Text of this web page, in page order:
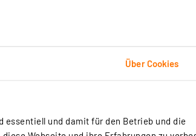
Über Cookies
essentiell und damit für den Betrieb und die
die Wetterdaten im
und mit anderen